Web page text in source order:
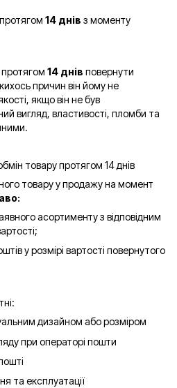
14 днів з моменту
14 днів повернути
причин він йому не
якщо він не був
вигляд, властивості, пломби та
товару протягом 14 днів
товару у продажу на момент
асортименту з відповідним
у розмірі вартості повернутого
дизайном або розміром
при операторі пошти
та експлуатації